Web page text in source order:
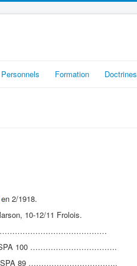
Personnels Formation Doctrines
en 2/1918.
10-12/11 Frolois.
100 …………………………….
89 ……………………………..